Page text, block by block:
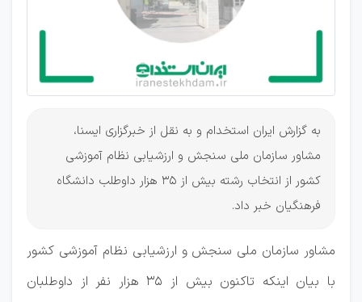
به گزارش ایران استخدام و به نقل از خبرگزاری ایسنا،
مشاور سازمان ملی سنجش و ارزشیابی نظام آموزشی
کشور از انتخاب رشته بیش از 35 هزار داوطلب دانشگاه
فرهنگیان خبر داد.
مشاور سازمان ملی سنجش و ارزشیابی نظام آموزشی کشور
با بیان اینکه تاکنون بیش از ۳۵ هزار نفر از داوطلبان